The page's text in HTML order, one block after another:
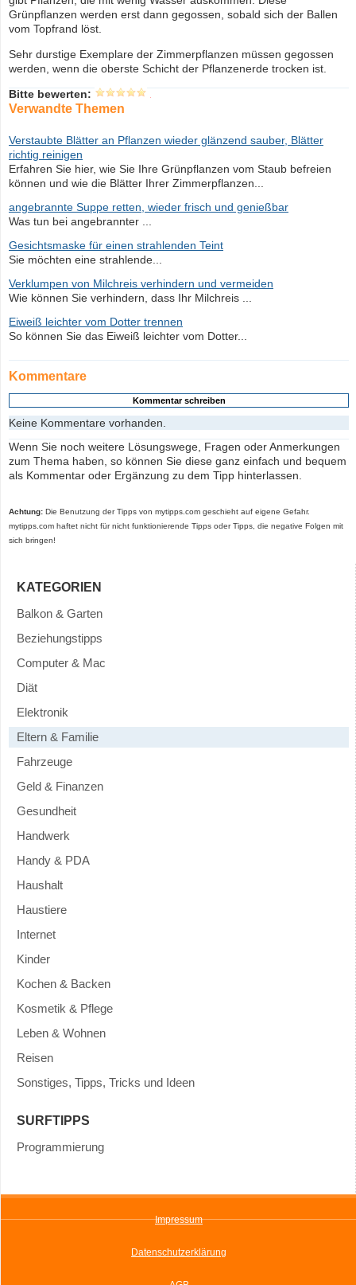
Grünpflanzen werden erst dann gegossen, sobald sich der Ballen
vom Topfrand löst.
Sehr durstige Exemplare der Zimmerpflanzen müssen gegossen
werden, wenn die oberste Schicht der Pflanzenerde trocken ist.
Bitte bewerten:
Verwandte Themen
Verstaubte Blätter an Pflanzen wieder glänzend sauber, Blätter
richtig reinigen
Erfahren Sie hier, wie Sie Ihre Grünpflanzen vom Staub befreien
können und wie die Blätter Ihrer Zimmerpflanzen...
angebrannte Suppe retten, wieder frisch und genießbar
Was tun bei angebrannter ...
Gesichtsmaske für einen strahlenden Teint
Sie möchten eine strahlende...
Verklumpen von Milchreis verhindern und vermeiden
Wie können Sie verhindern, dass Ihr Milchreis ...
Eiweiß leichter vom Dotter trennen
So können Sie das Eiweiß leichter vom Dotter...
Kommentare
Keine Kommentare vorhanden.
Wenn Sie noch weitere Lösungswege, Fragen oder Anmerkungen
zum Thema haben, so können Sie diese ganz einfach und bequem
als Kommentar oder Ergänzung zu dem Tipp hinterlassen.
Achtung: Die Benutzung der Tipps von mytipps.com geschieht auf eigene Gefahr.
mytipps.com haftet nicht für nicht funktionierende Tipps oder Tipps, die negative Folgen mit
sich bringen!
KATEGORIEN
Balkon & Garten
Beziehungstipps
Computer & Mac
Diät
Elektronik
Eltern & Familie
Fahrzeuge
Geld & Finanzen
Gesundheit
Handwerk
Handy & PDA
Haushalt
Haustiere
Internet
Kinder
Kochen & Backen
Kosmetik & Pflege
Leben & Wohnen
Reisen
Sonstiges, Tipps, Tricks und Ideen
SURFTIPPS
Programmierung
Impressum
Datenschutzerklärung